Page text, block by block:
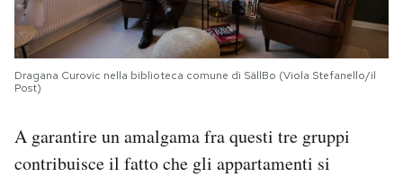
Dragana Curovic nella biblioteca comune di SällBo (Viola Stefanello/il
Post)
A garantire un amalgama fra questi tre gruppi
contribuisce il fatto che gli appartamenti si